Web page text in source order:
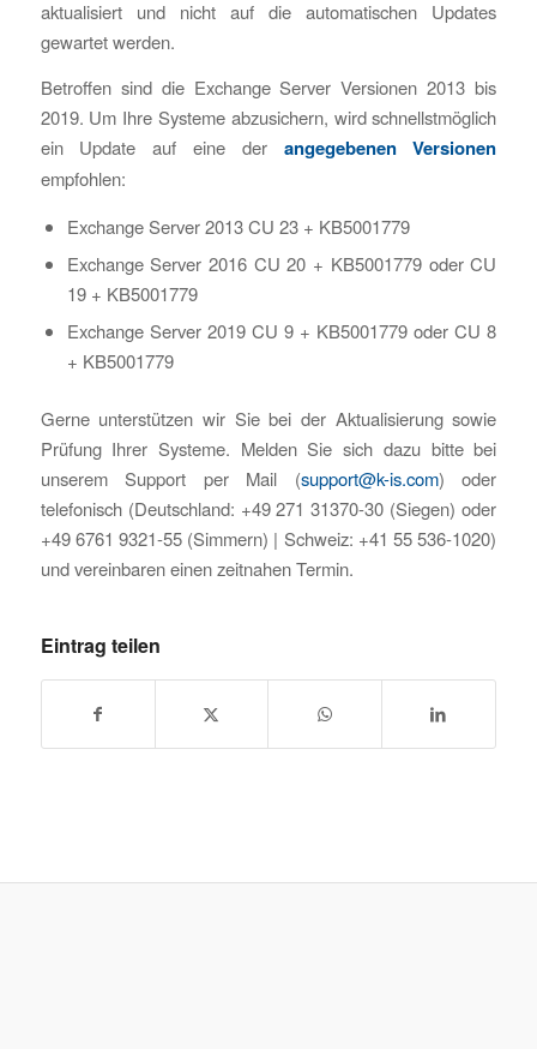
aktualisiert und nicht auf die automatischen Updates
gewartet werden.
Betroffen sind die Exchange Server Versionen 2013 bis
2019. Um Ihre Systeme abzusichern, wird schnellstmöglich
ein Update auf eine der angegebenen Versionen
empfohlen:
Exchange Server 2013 CU 23 + KB5001779
Exchange Server 2016 CU 20 + KB5001779 oder CU
19 + KB5001779
Exchange Server 2019 CU 9 + KB5001779 oder CU 8
+ KB5001779
Gerne unterstützen wir Sie bei der Aktualisierung sowie
Prüfung Ihrer Systeme. Melden Sie sich dazu bitte bei
unserem Support per Mail (support@k-is.com) oder
telefonisch (Deutschland: +49 271 31370-30 (Siegen) oder
+49 6761 9321-55 (Simmern) | Schweiz: +41 55 536-1020)
und vereinbaren einen zeitnahen Termin.
Eintrag teilen